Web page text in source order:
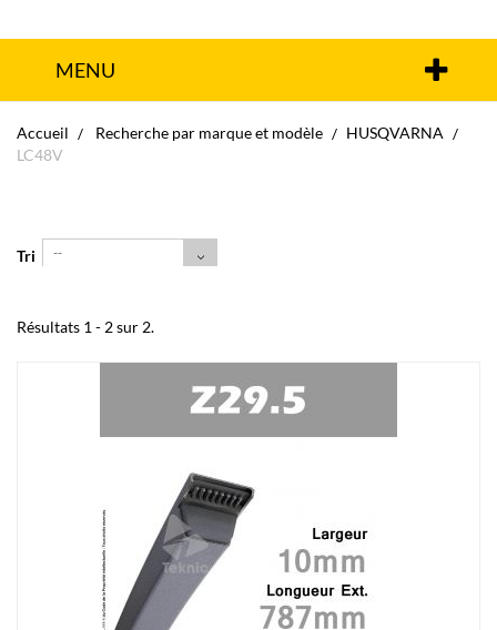
MENU
Accueil Recherche par marque et modèle
HUSQVARNA
LC48V
Tri --
Résultats 1 - 2 sur 2.